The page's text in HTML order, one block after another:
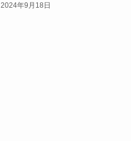
2024年9月18日